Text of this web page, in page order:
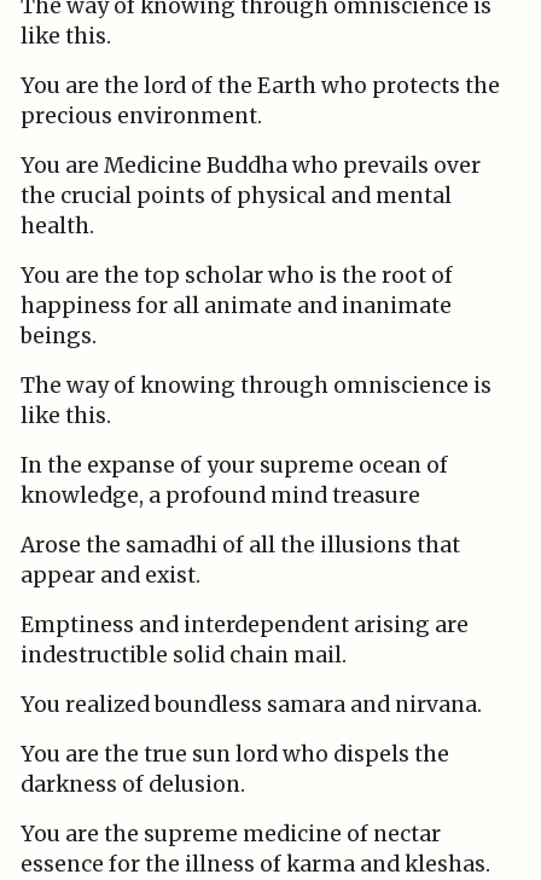
The way of knowing through omniscience is
like this.
You are the lord of the Earth who protects the
precious environment.
You are Medicine Buddha who prevails over
the crucial points of physical and mental
health.
You are the top scholar who is the root of
happiness for all animate and inanimate
beings.
The way of knowing through omniscience is
like this.
In the expanse of your supreme ocean of
knowledge, a profound mind treasure
Arose the samadhi of all the illusions that
appear and exist.
Emptiness and interdependent arising are
indestructible solid chain mail.
You realized boundless samara and nirvana.
You are the true sun lord who dispels the
darkness of delusion.
You are the supreme medicine of nectar
essence for the illness of karma and kleshas.